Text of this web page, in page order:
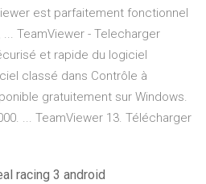
est parfaitement fonctionnel
... TeamViewer - Telecharger
et rapide du logiciel
classé dans Contrôle à
gratuitement sur Windows.
... TeamViewer 13. Télécharger
racing 3 android